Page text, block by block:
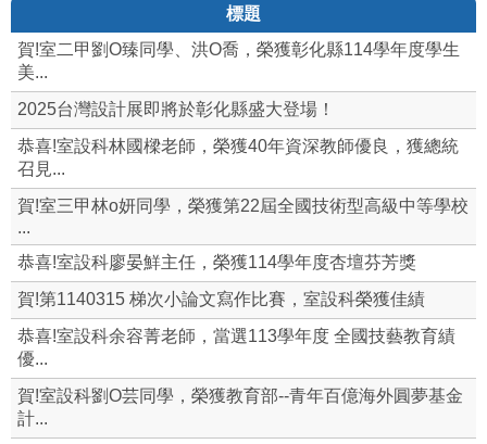
標題
賀!室二甲劉O臻同學、洪O喬，榮獲彰化縣114學年度學生
美...
2025台灣設計展即將於彰化縣盛大登場！
恭喜!室設科林國樑老師，榮獲40年資深教師優良，獲總統
召見...
賀!室三甲林o妍同學，榮獲第22屆全國技術型高級中等學校
...
恭喜!室設科廖晏鮮主任，榮獲114學年度杏壇芬芳獎
賀!第1140315 梯次小論文寫作比賽，室設科榮獲佳績
恭喜!室設科余容菁老師，當選113學年度 全國技藝教育績
優...
賀!室設科劉O芸同學，榮獲教育部--青年百億海外圓夢基金
計...